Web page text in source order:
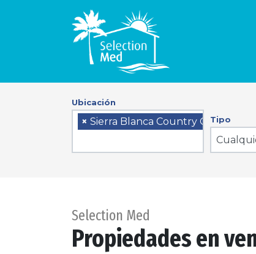
Ubicación
× Sierra Blanca Country Club
Tipo
Selection Med
Propiedades en